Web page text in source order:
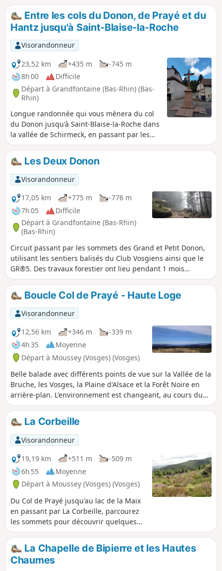
Entre les cols du Donon, de Prayé et du
Hantz jusqu'à Saint-Blaise-la-Roche
Visorandonneur
23,52 km
+435 m
-745 m
8h 00
Difficile
Départ à Grandfontaine (Bas-Rhin) (Bas-
Rhin)
Longue randonnée qui vous mènera du col
du Donon jusqu'à Saint-Blaise-la-Roche dans
la vallée de Schirmeck, en passant par les
cols du Prayé et du Hantz. Vous suivrez sur
les sommets l'ancienne frontière de 1871
entre la France et l'Allemagne, encore
matérialisée par plusieurs bornes frontières.
Au mois d'août, les hautes-chaumes sont
parsemées de bruyères en fleurs qui
donnent une belle coloration rose qui
tranche avec le vert des sapins, le bleu du
ciel et les nuages blancs.
Les Deux Donon
Visorandonneur
17,05 km
+775 m
-776 m
7h 05
Difficile
Départ à Grandfontaine (Bas-Rhin)
(Bas-Rhin)
Circuit passant par les sommets des Grand et Petit Donon,
utilisant les sentiers balisés du Club Vosgiens ainsi que le
GR®5. Des travaux forestier ont lieu pendant 1 mois
jusqu'en mai 2024 entre le (10) et le (11)
Boucle Col de Prayé - Haute Loge
Visorandonneur
12,56 km
+346 m
-339 m
4h 35
Moyenne
Départ à Moussey (Vosges) (Vosges)
Belle balade avec différents points de vue sur la Vallée de la
Bruche, les Vosges, la Plaine d'Alsace et la Forêt Noire en
arrière-plan. L'environnement est changeant, au cours du
circuit alternant forêts et clairières.
La Corbeille
Visorandonneur
19,19 km
+511 m
-509 m
6h 55
Moyenne
Départ à Moussey (Vosges) (Vosges)
Du Col de Prayé jusqu'au lac de la Maix
en passant par La Corbeille, parcourez
les sommets pour découvrir quelques
curiosités : pierres à cupules, vestiges
de la 1ère guerre mondiale, vues sur
l'Alsace et Donon. 16/09/2024 : Point de
départ modifié. La route d'accès et le
La Chapelle de Bipierre et les Hautes
Chaumes